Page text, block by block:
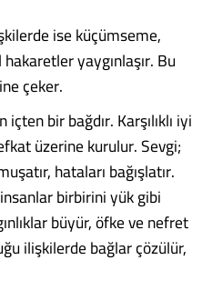
ise küçümseme,
yaygınlaşır. Bu
çeker.
bir bağdır. Karşılıklı iyi
üzerine kurulur. Sevgi;
hataları bağışlatır.
birbirini yük gibi
büyür, öfke ve nefret
ilişkilerde bağlar çözülür,